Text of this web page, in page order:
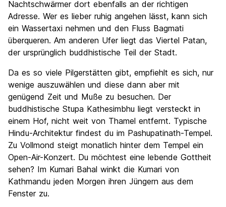
Nachtschwärmer dort ebenfalls an der richtigen
Adresse. Wer es lieber ruhig angehen lässt, kann sich
ein Wassertaxi nehmen und den Fluss Bagmati
überqueren. Am anderen Ufer liegt das Viertel Patan,
der ursprünglich buddhistische Teil der Stadt.
Da es so viele Pilgerstätten gibt, empfiehlt es sich, nur
wenige auszuwählen und diese dann aber mit
genügend Zeit und Muße zu besuchen. Der
buddhistische Stupa Kathesimbhu liegt versteckt in
einem Hof, nicht weit von Thamel entfernt. Typische
Hindu-Architektur findest du im Pashupatinath-Tempel.
Zu Vollmond steigt monatlich hinter dem Tempel ein
Open-Air-Konzert. Du möchtest eine lebende Gottheit
sehen? Im Kumari Bahal winkt die Kumari von
Kathmandu jeden Morgen ihren Jüngern aus dem
Fenster zu.